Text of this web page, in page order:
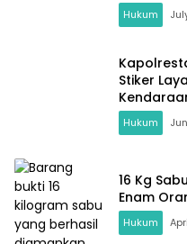
Hukum
Stiker
Hukum
16 Kg
Enam
Hukum